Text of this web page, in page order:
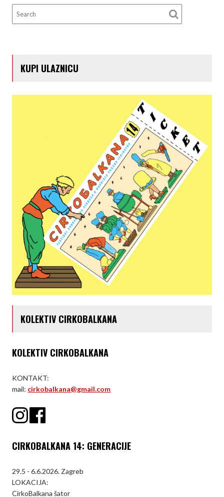
KUPI ULAZNICU
KOLEKTIV CIRKOBALKANA
KOLEKTIV CIRKOBALKANA
KONTAKT:
mail: cirkobalkana@gmail.com
CIRKOBALKANA 14: GENERACIJE
29.5 - 6.6.2026. Zagreb
LOKACIJA:
CirkoBalkana šator